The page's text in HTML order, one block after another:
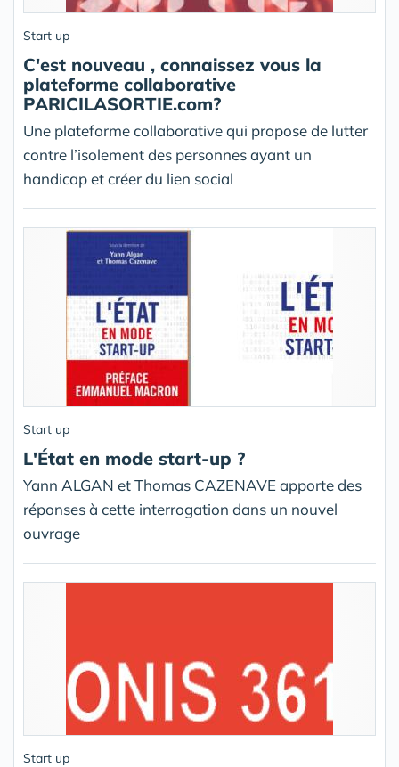
Start up
C'est nouveau , connaissez vous la
plateforme collaborative
PARICILASORTIE.com?
Une plateforme collaborative qui propose de lutter
contre l’isolement des personnes ayant un
handicap et créer du lien social
Start up
L'État en mode start-up ?
Yann ALGAN et Thomas CAZENAVE apporte des
réponses à cette interrogation dans un nouvel
ouvrage
Start up